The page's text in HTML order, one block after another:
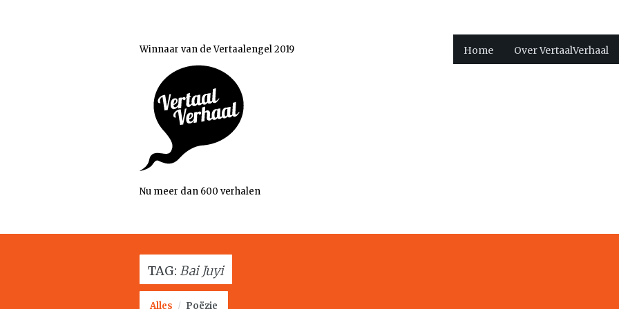
Winnaar van de Vertaalengel 2019
Nu meer dan 600 verhalen
Home Over VertaalVerhaal
TAG: Bai Juyi
Alles / Poëzie